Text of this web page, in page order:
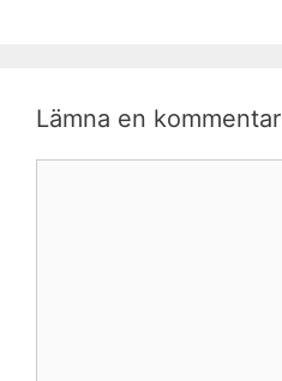
Lämna en kommentar